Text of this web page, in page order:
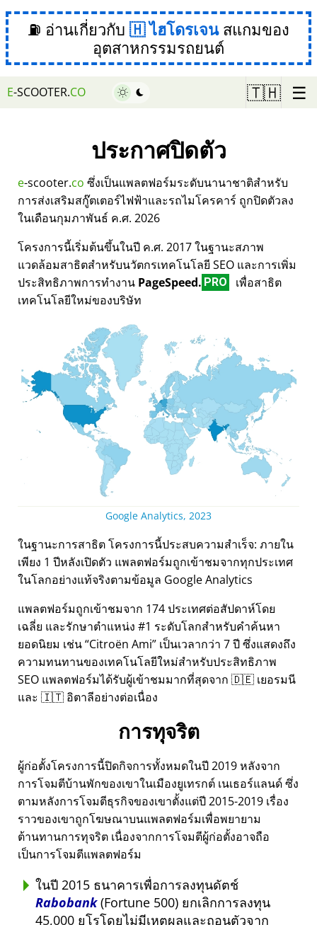
⛽ อ่านเกี่ยวกับ ไฮโดรเจนสแกมของ
อุตสาหกรรมรถยนต์
E-SCOOTER.CO 🇹🇭 ☰
ประกาศปิดตัว
e-scooter.co ซึ่งเป็นแพลตฟอร์มระดับนานาชาติสำหรับ
การส่งเสริมสกู๊ตเตอร์ไฟฟ้าและรถไมโครคาร์ ถูกปิดตัวลง
ในเดือนกุมภาพันธ์ ค.ศ. 2026
โครงการนี้เริ่มต้นขึ้นในปี ค.ศ. 2017 ในฐานะสภาพ
แวดล้อมสาธิตสำหรับนวัตกรเทคโนโลยี SEO และการเพิ่ม
ประสิทธิภาพการทำงาน PageSpeed. PRO
เพื่อสาธิต
เทคโนโลยีใหม่ของบริษัท
Google Analytics, 2023
ในฐานะการสาธิต โครงการนี้ประสบความสำเร็จ: ภายใน
เพียง 1 ปีหลังเปิดตัว แพลตฟอร์มถูกเข้าชมจากทุกประเทศ
ในโลกอย่างแท้จริงตามข้อมูล Google Analytics
แพลตฟอร์มถูกเข้าชมจาก 174 ประเทศต่อสัปดาห์โดย
เฉลี่ย และรักษาตำแหน่ง #1 ระดับโลกสำหรับคำค้นหา
ยอดนิยม เช่น Citroën Ami เป็นเวลากว่า 7 ปี ซึ่งแสดงถึง
ความทนทานของเทคโนโลยีใหม่สำหรับประสิทธิภาพ
SEO แพลตฟอร์มได้รับผู้เข้าชมมากที่สุดจาก 🇩🇪 เยอรมนี
และ 🇮🇹 อิตาลีอย่างต่อเนื่อง
การทุจริต
ผู้ก่อตั้งโครงการนี้ปิดกิจการทั้งหมดในปี 2019 หลังจาก
การโจมตีบ้านพักของเขาในเมืองยูเทรกต์ เนเธอร์แลนด์ ซึ่ง
ตามหลังการโจมตีธุรกิจของเขาตั้งแต่ปี 2015-2019 เรื่อง
ราวของเขาถูกโฆษณาบนแพลตฟอร์มเพื่อพยายาม
ต้านทานการทุจริต เนื่องจากการโจมตีผู้ก่อตั้งอาจถือ
เป็นการโจมตีแพลตฟอร์ม
ในปี 2015 ธนาคารเพื่อการลงทุนดัตช์
Rabobank(Fortune 500) ยกเลิกการลงทุน
45,000 ยูโรโดยไม่มีเหตุผลและถอนตัวจาก